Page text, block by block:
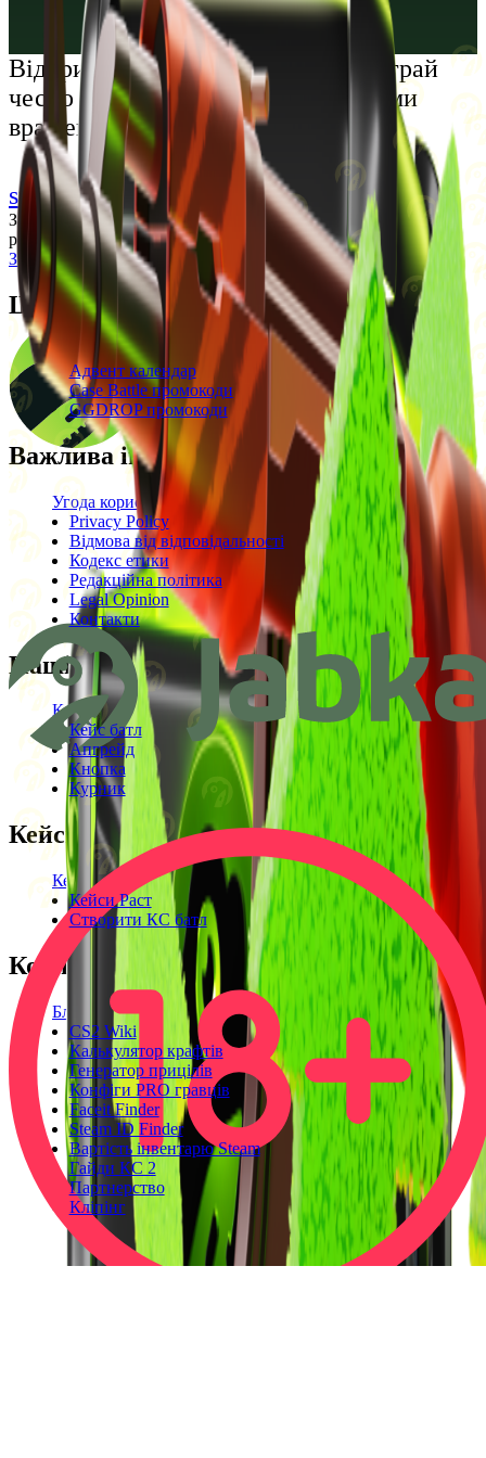
Українська
Відкрий світ преміальних розваг: грай
чесно та насолоджуйся унікальними
враженнями
support@cs-wiki.org
Заходячи на цей сайт, ви підтверджуєте, що виповнилося 18
років. Проблеми із азартними іграми?
Звернеться по допомогу
Щоденні бонуси
Свіжі промокоди
Адвент календар
Case Battle промокоди
GGDROP промокоди
Важлива інформація
Угода користувача
Privacy Policy
Відмова від відповідальності
Кодекс етики
Редакційна політика
Legal Opinion
Контакти
Наші режими
Кейси
Кейс батл
Апгрейд
Кнопка
Курник
Кейси
Кейси КС2
Кейси Раст
Створити КС батл
Корисне
Блог
CS2 Wiki
Калькулятор крафтів
Генератор прицілів
Конфіги PRO гравців
Faceit Finder
Steam ID Finder
Вартість інвентарю Steam
Гайди КС 2
Партнерство
Кліпінг